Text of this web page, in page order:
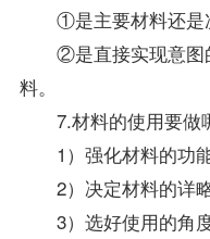
①是主要材料还是
②是直接实现意图
料。
7.材料的使用要做
1）强化材料的功能
2）决定材料的详略
3）选好使用的角度